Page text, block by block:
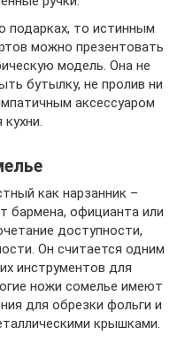
подарках, то истинным
можно презентовать
модель. Она не
бутылку, не пролив ни
аксессуаром
кухни.
как нарзанник –
бармена, официанта или
доступности,
Он считается одним
инструментов для
ножи сомелье имеют
для обрезки фольги и
крышками.